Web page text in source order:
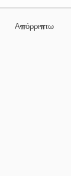
Απόρριπτω